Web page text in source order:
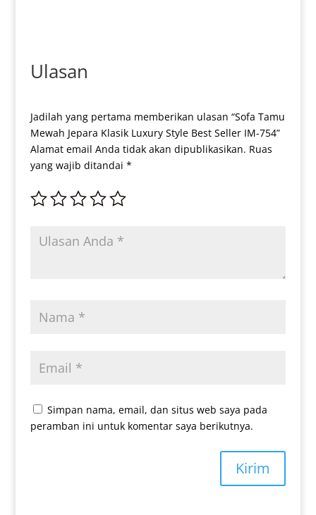
Ulasan
Jadilah yang pertama memberikan ulasan “Sofa Tamu
Mewah Jepara Klasik Luxury Style Best Seller IM-754”
Alamat email Anda tidak akan dipublikasikan. Ruas
yang wajib ditandai *
Simpan nama, email, dan situs web saya pada
peramban ini untuk komentar saya berikutnya.
Kirim